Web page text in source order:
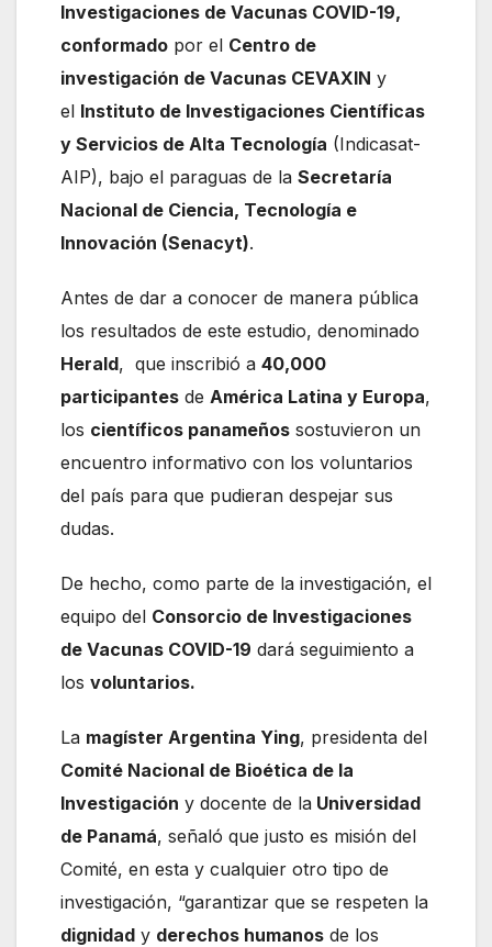
Investigaciones de Vacunas COVID-19,
conformado por el Centro de
investigación de Vacunas CEVAXIN y
el Instituto de Investigaciones Científicas
y Servicios de Alta Tecnología (Indicasat-
AIP), bajo el paraguas de la Secretaría
Nacional de Ciencia, Tecnología e
Innovación (Senacyt).
Antes de dar a conocer de manera pública
los resultados de este estudio, denominado
Herald, que inscribió a 40,000
participantes de América Latina y Europa,
los científicos panameños sostuvieron un
encuentro informativo con los voluntarios
del país para que pudieran despejar sus
dudas.
De hecho, como parte de la investigación, el
equipo del Consorcio de Investigaciones
de Vacunas COVID-19 dará seguimiento a
los voluntarios.
La magíster Argentina Ying, presidenta del
Comité Nacional de Bioética de la
Investigación y docente de la Universidad
de Panamá, señaló que justo es misión del
Comité, en esta y cualquier otro tipo de
investigación, “garantizar que se respeten la
dignidad y derechos humanos de los